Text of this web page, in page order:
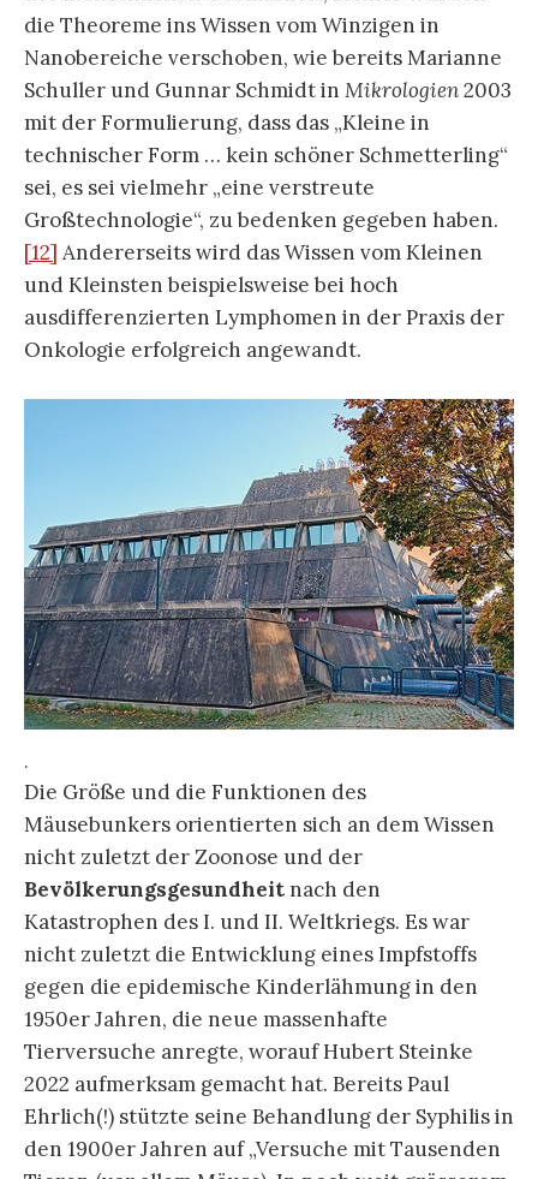
die Theoreme ins Wissen vom Winzigen in
Nanobereiche verschoben, wie bereits Marianne
Schuller und Gunnar Schmidt in Mikrologien2003
mit der Formulierung, dass das „Kleine in
technischer Form … kein schöner Schmetterling“
sei, es sei vielmehr „eine verstreute
Großtechnologie“, zu bedenken gegeben haben.
[12] Andererseits wird das Wissen vom Kleinen
und Kleinsten beispielsweise bei hoch
ausdifferenzierten Lymphomen in der Praxis der
Onkologie erfolgreich angewandt.
.
Die Größe und die Funktionen des
Mäusebunkers orientierten sich an dem Wissen
nicht zuletzt der Zoonose und der
Bevölkerungsgesundheit nach den
Katastrophen des I. und II. Weltkriegs. Es war
nicht zuletzt die Entwicklung eines Impfstoffs
gegen die epidemische Kinderlähmung in den
1950er Jahren, die neue massenhafte
Tierversuche anregte, worauf Hubert Steinke
2022 aufmerksam gemacht hat. Bereits Paul
Ehrlich(!) stützte seine Behandlung der Syphilis in
den 1900er Jahren auf „Versuche mit Tausenden